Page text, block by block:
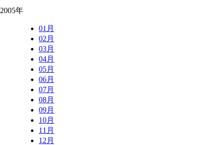
2005年
01月
02月
03月
04月
05月
06月
07月
08月
09月
10月
11月
12月